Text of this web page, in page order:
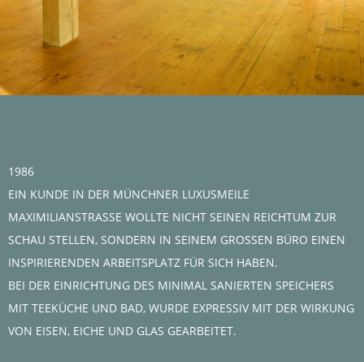
1986
EIN KUNDE IN DER MÜNCHNER LUXUSMEILE
MAXIMILIANSTRASSE WOLLTE NICHT SEINEN REICHTUM ZUR
SCHAU STELLEN, SONDERN IN SEINEM GROSSEN BÜRO EINEN
INSPIRIERENDEN ARBEITSPLATZ FÜR SICH HABEN.
BEI DER EINRICHTUNG DES MINIMAL SANIERTEN SPEICHERS
MIT TEEKÜCHE UND BAD, WURDE EXPRESSIV MIT DER WIRKUNG
VON EISEN, EICHE UND GLAS GEARBEITET.